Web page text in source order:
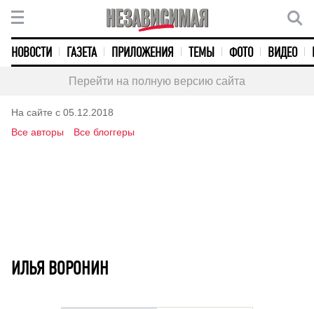
НОВОСТИ ГАЗЕТА ПРИЛОЖЕНИЯ ТЕМЫ ФОТО ВИДЕО
Перейти на полную версию сайта
На сайте с 05.12.2018
Все авторы
Все блоггеры
ИЛЬЯ ВОРОНИН